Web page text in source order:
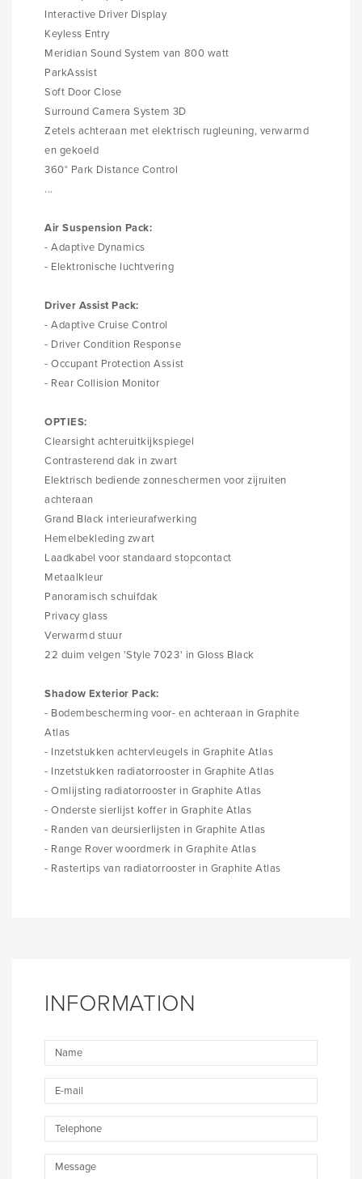
Interactive Driver Display
Keyless Entry
Meridian Sound System van 800 watt
ParkAssist
Soft Door Close
Surround Camera System 3D
Zetels achteraan met elektrisch rugleuning, verwarmd
en gekoeld
360° Park Distance Control
...
Air Suspension Pack:
- Adaptive Dynamics
- Elektronische luchtvering
Driver Assist Pack:
- Adaptive Cruise Control
- Driver Condition Response
- Occupant Protection Assist
- Rear Collision Monitor
OPTIES:
Clearsight achteruitkijkspiegel
Contrasterend dak in zwart
Elektrisch bediende zonneschermen voor zijruiten
achteraan
Grand Black interieurafwerking
Hemelbekleding zwart
Laadkabel voor standaard stopcontact
Metaalkleur
Panoramisch schuifdak
Privacy glass
Verwarmd stuur
22 duim velgen 'Style 7023' in Gloss Black
Shadow Exterior Pack:
- Bodembescherming voor- en achteraan in Graphite
Atlas
- Inzetstukken achtervleugels in Graphite Atlas
- Inzetstukken radiatorrooster in Graphite Atlas
- Omlijsting radiatorrooster in Graphite Atlas
- Onderste sierlijst koffer in Graphite Atlas
- Randen van deursierlijsten in Graphite Atlas
- Range Rover woordmerk in Graphite Atlas
- Rastertips van radiatorrooster in Graphite Atlas
INFORMATION
Name
Telephone
Message